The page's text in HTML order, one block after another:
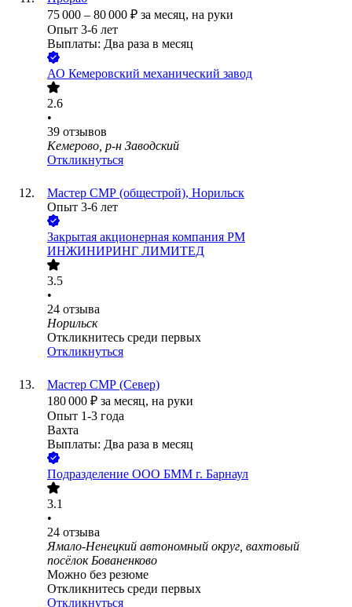
75 000 – 80 000 ₽ за месяц, на руки
Опыт 3-6 лет
Выплаты: Два раза в месяц
АО Кемеровский механический завод
2.6
•
39 отзывов
Кемерово, р-н Заводский
Откликнуться
Мастер СМР (общестрой), Норильск
Опыт 3-6 лет
Закрытая акционерная компания РМ
ИНЖИНИРИНГ ЛИМИТЕД
3.5
•
24 отзыва
Норильск
Откликнитесь среди первых
Откликнуться
Мастер СМР (Север)
180 000 ₽ за месяц, на руки
Опыт 1-3 года
Вахта
Выплаты: Два раза в месяц
Подразделение ООО БММ г. Барнаул
3.1
•
24 отзыва
Ямало-Ненецкий автономный округ, вахтовый
посёлок Бованенково
Можно без резюме
Откликнитесь среди первых
Откликнуться